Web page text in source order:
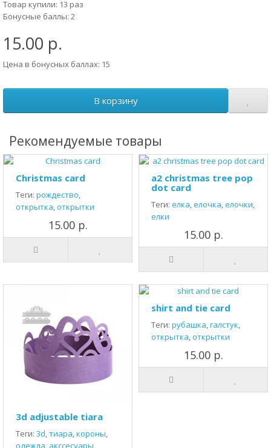
Товар купили: 13 раз
Бонусные баллы: 2
15.00 р.
Цена в бонусных баллах: 15
В корзину
Рекомендуемые товары
Christmas card
Теги: рождество,
открытка,открытки
15.00 р.
a2 christmas tree pop
dot card
Теги: елка,елочка,елочки,
елки
15.00 р.
3d adjustable tiara
Теги: 3d,тиара,короны,
одежда акссесуары
shirt and tie card
Теги: рубашка,галстук,
открытка,открытки
15.00 р.